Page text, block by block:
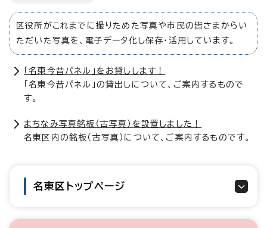
区役所がこれまでに撮りためた写真や市民の皆さまからい
ただいた写真を、電子データ化し保存・活用しています。
「名東今昔パネル」をお貸しします！
「名東今昔パネル」の貸出しについて、ご案内するもので
す。
まちなみ写真銘板（古写真）を設置しました！
名東区内の銘板（古写真）について、ご案内するものです。
名東区トップページ